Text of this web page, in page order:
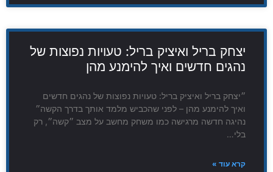
יצחק בריל ואיציק בריל: טעויות נפוצות של
נהגים חדשים ואיך להימנע מהן
״יצחק בריל ואיציק בריל: טעויות נפוצות של נהגים חדשים
ואיך להימנע מהן – לפני שהכביש מלמד אותך בדרך הקשה״
נהיגה חדשה מרגישה כמו משחק מחשב על מצב ״קשה״, רק
בלי…
קרא עוד »